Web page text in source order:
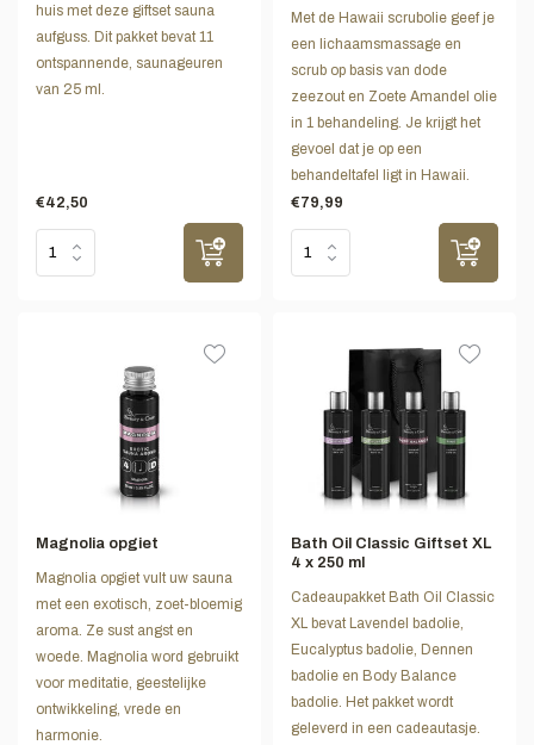
huis met deze giftset sauna
aufguss. Dit pakket bevat 11
ontspannende, saunageuren
van 25 ml.
€42,50
Met de Hawaii scrubolie geef je
een lichaamsmassage en
scrub op basis van dode
zeezout en Zoete Amandel olie
in 1 behandeling. Je krijgt het
gevoel dat je op een
behandeltafel ligt in Hawaii.
€79,99
Magnolia opgiet
Magnolia opgiet vult uw sauna
met een exotisch, zoet-bloemig
aroma. Ze sust angst en
woede. Magnolia word gebruikt
voor meditatie, geestelijke
ontwikkeling, vrede en
harmonie.
Bath Oil Classic Giftset XL
4 x 250 ml
Cadeaupakket Bath Oil Classic
XL bevat Lavendel badolie,
Eucalyptus badolie, Dennen
badolie en Body Balance
badolie. Het pakket wordt
geleverd in een cadeautasje.